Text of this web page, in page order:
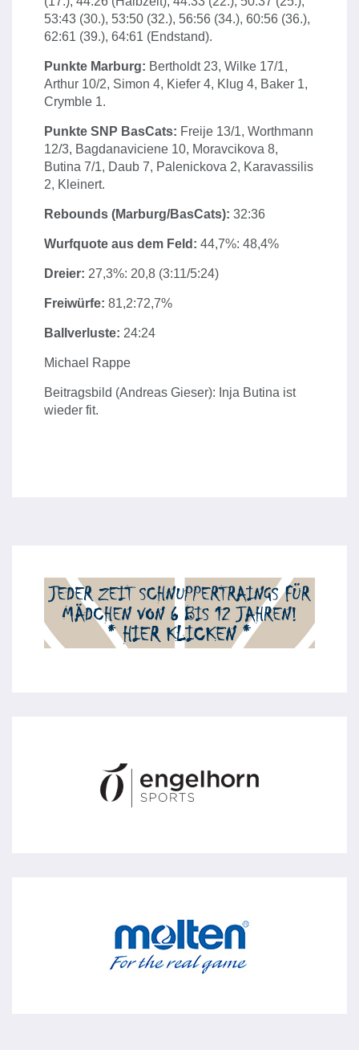
53:43 (30.), 53:50 (32.), 56:56 (34.), 60:56 (36.),
62:61 (39.), 64:61 (Endstand).
Punkte Marburg: Bertholdt 23, Wilke 17/1,
Arthur 10/2, Simon 4, Kiefer 4, Klug 4, Baker 1,
Crymble 1.
Punkte SNP BasCats: Freije 13/1, Worthmann
12/3, Bagdanaviciene 10, Moravcikova 8,
Butina 7/1, Daub 7, Palenickova 2, Karavassilis
2, Kleinert.
Rebounds (Marburg/BasCats): 32:36
Wurfquote aus dem Feld: 44,7%: 48,4%
Dreier: 27,3%: 20,8 (3:11/5:24)
Freiwürfe: 81,2:72,7%
Ballverluste: 24:24
Michael Rappe
Beitragsbild (Andreas Gieser): Inja Butina ist
wieder fit.